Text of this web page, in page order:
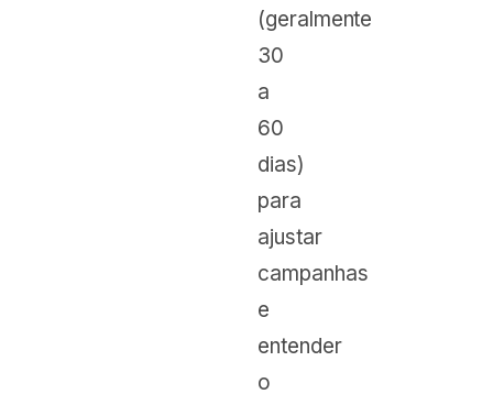
(geralmente
30
a
60
dias)
para
ajustar
campanhas
e
entender
o